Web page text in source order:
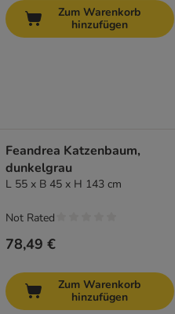
Zum Warenkorb
hinzufügen
Feandrea Katzenbaum,
dunkelgrau
L 55 x B 45 x H 143 cm
78,49 €
Not Rated
Zum Warenkorb
hinzufügen